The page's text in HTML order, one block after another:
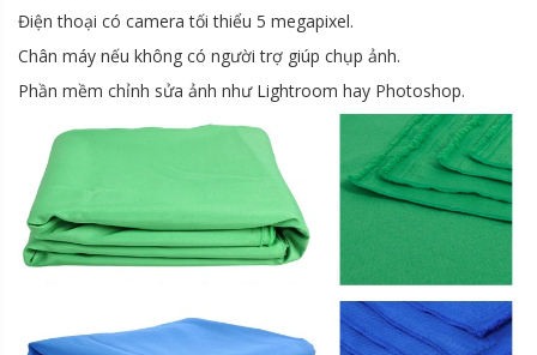
Điện thoại có camera tối thiểu 5 megapixel.
Chân máy nếu không có người trợ giúp chụp ảnh.
Phần mềm chỉnh sửa ảnh như Lightroom hay Photoshop.